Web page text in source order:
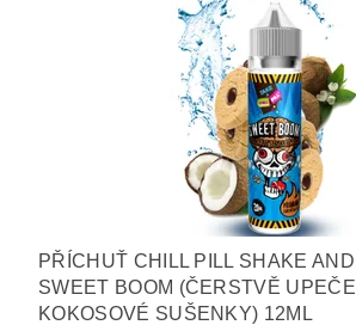
PŘÍCHUŤ CHILL PILL SHAKE
SWEET BOOM (ČERSTVĚ
KOKOSOVÉ SUŠENKY) 12ML